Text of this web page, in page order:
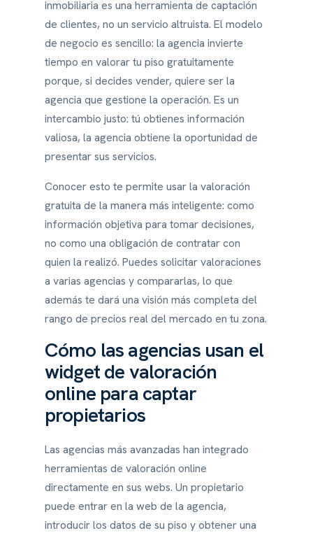
inmobiliaria es una herramienta de captación
de clientes, no un servicio altruista. El modelo
de negocio es sencillo: la agencia invierte
tiempo en valorar tu piso gratuitamente
porque, si decides vender, quiere ser la
agencia que gestione la operación. Es un
intercambio justo: tú obtienes información
valiosa, la agencia obtiene la oportunidad de
presentar sus servicios.
Conocer esto te permite usar la valoración
gratuita de la manera más inteligente: como
información objetiva para tomar decisiones,
no como una obligación de contratar con
quien la realizó. Puedes solicitar valoraciones
a varias agencias y compararlas, lo que
además te dará una visión más completa del
rango de precios real del mercado en tu zona.
Cómo las agencias usan el
widget de valoración
online para captar
propietarios
Las agencias más avanzadas han integrado
herramientas de valoración online
directamente en sus webs. Un propietario
puede entrar en la web de la agencia,
introducir los datos de su piso y obtener una